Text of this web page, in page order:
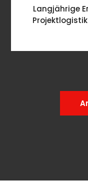
Langjährige